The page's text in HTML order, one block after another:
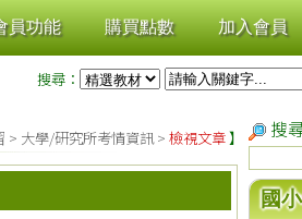
員功能 購買點數 加入會員
搜尋：
> 大學/研究所考情資訊> 檢視文章】 搜
國